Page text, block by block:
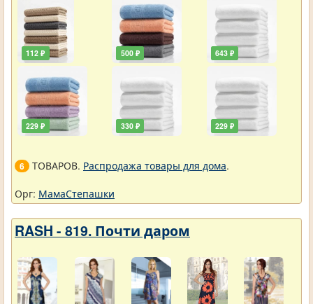
112 ₽
229 ₽
500 ₽
330 ₽
643 ₽
229 ₽
6 ТОВАРОВ. Распродажа товары для дома.
Орг: МамаСтепашки
RASH - 819. Почти даром